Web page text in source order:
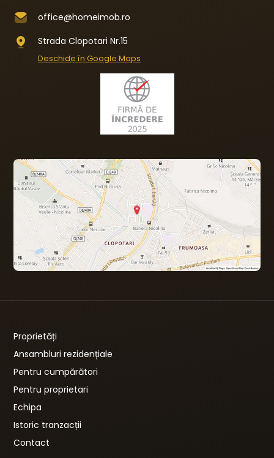
office@homeimob.ro
Strada Clopotari Nr.15
Deschide în Google Maps
Proprietăți
Ansambluri rezidențiale
Pentru cumpărători
Pentru proprietari
Echipa
Istoric tranzacții
Contact